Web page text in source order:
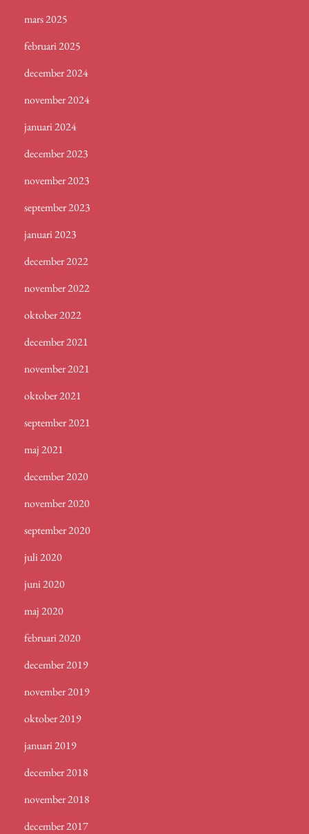
mars 2025
februari 2025
december 2024
november 2024
januari 2024
december 2023
november 2023
september 2023
januari 2023
december 2022
november 2022
oktober 2022
december 2021
november 2021
oktober 2021
september 2021
maj 2021
december 2020
november 2020
september 2020
juli 2020
juni 2020
maj 2020
februari 2020
december 2019
november 2019
oktober 2019
januari 2019
december 2018
november 2018
december 2017